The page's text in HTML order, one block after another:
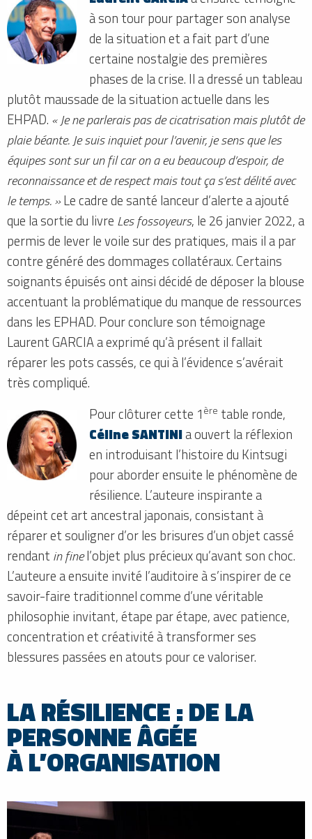
à son tour pour partager son analyse
de la situation et a fait part d’une
certaine nostalgie des premières
phases de la crise. Il a dressé un tableau
plutôt maussade de la situation actuelle dans les
EHPAD. « Je ne parlerais pas de cicatrisation mais plutôt de
plaie béante. Je suis inquiet pour l’avenir, je sens que les
équipes sont sur un fil car on a eu beaucoup d’espoir, de
reconnaissance et de respect mais tout ça s’est délité avec
le temps. »Le cadre de santé lanceur d’alerte a ajouté
que la sortie du livre Les fossoyeurs, le 26 janvier 2022, a
permis de lever le voile sur des pratiques, mais il a par
contre généré des dommages collatéraux. Certains
soignants épuisés ont ainsi décidé de déposer la blouse
accentuant la problématique du manque de ressources
dans les EPHAD. Pour conclure son témoignage
Laurent GARCIA a exprimé qu’à présent il fallait
réparer les pots cassés, ce qui à l’évidence s’avérait
très compliqué.
Pour clôturer cette 1ère table ronde,
Céline SANTINIa ouvert la réflexion
en introduisant l’histoire du Kintsugi
pour aborder ensuite le phénomène de
résilience. L’auteure inspirante a
dépeint cet art ancestral japonais, consistant à
réparer et souligner d’or les brisures d’un objet cassé
rendant in finel’objet plus précieux qu’avant son choc.
L’auteure a ensuite invité l’auditoire à s’inspirer de ce
savoir-faire traditionnel comme d’une véritable
philosophie invitant, étape par étape, avec patience,
concentration et créativité à transformer ses
blessures passées en atouts pour ce valoriser.
LA RÉSILIENCE : DE LA
PERSONNE ÂGÉE
À L’ORGANISATION